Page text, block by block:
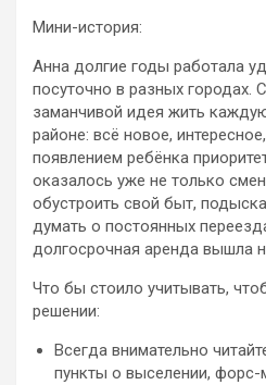
Мини-история:
Анна долгие годы работала
посуточно в разных городах.
заманчивой идея жить
районе: всё новое,
появлением ребёнка
оказалось уже не только
обустроить свой быт,
думать о постоянных
долгосрочная аренда вышла
Что бы стоило учитывать,
решении:
Всегда внимательно
пункты о выселении,